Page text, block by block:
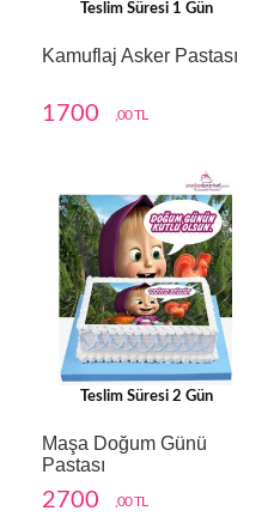
Teslim Süresi 1 Gün
Kamuflaj Asker Pastası
1700 ,00 TL
Teslim Süresi 2 Gün
Maşa Doğum Günü
Pastası
2700 ,00 TL